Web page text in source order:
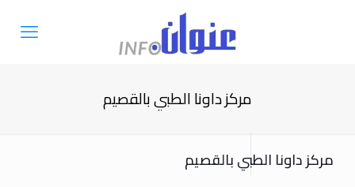
مركز داونا الطبي بالقصيم
مركز داونا الطبي بالقصيم